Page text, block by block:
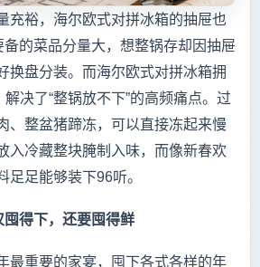
充裕，海尔欧式对拼冰箱的抽屉也
备的菜品分量大，想整锅存却因抽屉
换盘分装。而海尔欧式对拼冰箱拥
决了“整锅放不下”的高频痛点。过
、整盆猪蹄冻，可以直接冻起来慢
入冷藏整块腌制入味，而像新春欢
足足能够装下96听。
得下，还要囤得鲜
最重要的家宴，囤下各式各样的年